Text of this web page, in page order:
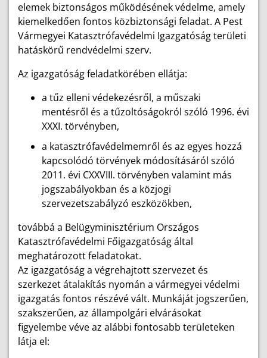
elemek biztonságos működésének védelme, amely
kiemelkedően fontos közbiztonsági feladat. A Pest
Vármegyei Katasztrófavédelmi Igazgatóság területi
hatáskörű rendvédelmi szerv.
Az igazgatóság feladatkörében ellátja:
a tűz elleni védekezésről, a műszaki
mentésről és a tűzoltóságokról szóló 1996. évi
XXXI. törvényben,
a katasztrófavédelmemről és az egyes hozzá
kapcsolódó törvények módosításáról szóló
2011. évi CXXVIII. törvényben valamint más
jogszabályokban és a közjogi
szervezetszabályzó eszközökben,
továbbá a Belügyminisztérium Országos
Katasztrófavédelmi Főigazgatóság által
meghatározott feladatokat.
Az igazgatóság a végrehajtott szervezet és
szerkezet átalakítás nyomán a vármegyei védelmi
igazgatás fontos részévé vált. Munkáját jogszerűen,
szakszerűen, az állampolgári elvárásokat
figyelembe véve az alábbi fontosabb területeken
látja el: